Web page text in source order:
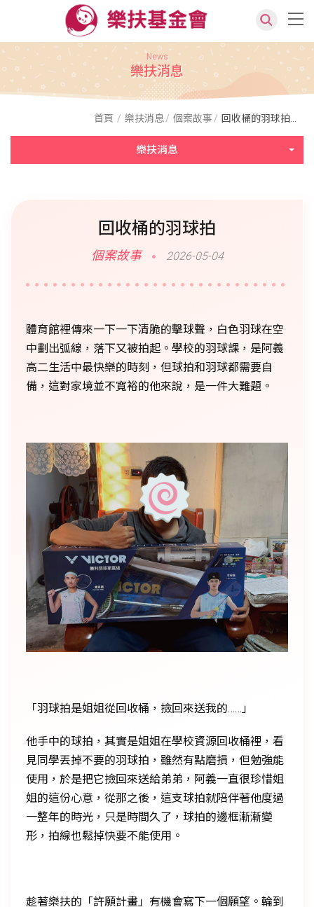
News
樂扶消息
首頁 樂扶消息 個案故事 回收桶的羽球拍...
樂扶消息
回收桶的羽球拍
個案故事 2026-05-04
體育館裡傳來一下一下清脆的擊球聲，白色羽球在空
中劃出弧線，落下又被拍起。學校的羽球課，是阿義
高二生活中最快樂的時刻，但球拍和羽球都需要自
備，這對家境並不寬裕的他來說，是一件大難題。
「羽球拍是姐姐從回收桶，撿回來送我的……」
他手中的球拍，其實是姐姐在學校資源回收桶裡，看
見同學丟掉不要的羽球拍，雖然有點磨損，但勉強能
使用，於是把它撿回來送給弟弟，阿義一直很珍惜姐
姐的這份心意，從那之後，這支球拍就陪伴著他度過
一整年的時光，只是時間久了，球拍的邊框漸漸變
形，拍線也鬆掉快要不能使用。
趁著樂扶的「許願計畫」有機會寫下一個願望。輪到